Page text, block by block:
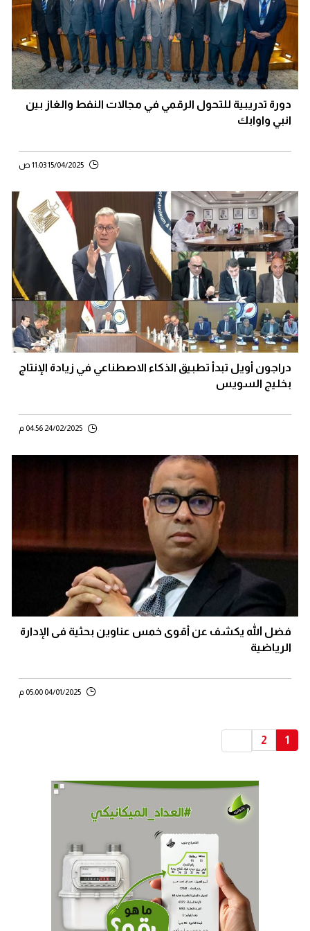
دورة تدريبية للتحول الرقمي في مجالات النفط والغاز بين
انبي واوابك
15/04/2025 11:03 ص
دراجون أويل تبدأ تطبيق الذكاء الاصطناعي في زيادة الإنتاج
بخليج السويس
24/02/2025 04:56 م
فضل الله يكشف عن أقوى خمس عناوين بحثية فى الإدارة
الرياضية
04/01/2025 05:00 م
1
2